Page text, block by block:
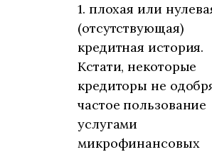
1. плохая или
(отсутствующая)
кредитная история.
Кстати, некоторые
кредиторы не
частое пользование
услугами
микрофинансовых